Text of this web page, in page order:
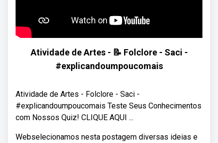
Atividade de Artes - 📝 Folclore - Saci -
#explicandoumpoucomais
Atividade de Artes - Folclore - Saci -
#explicandoumpoucomais Teste Seus Conhecimentos
com Nossos Quiz! CLIQUE AQUI ...
Webselecionamos nesta postagem diversas ideias e